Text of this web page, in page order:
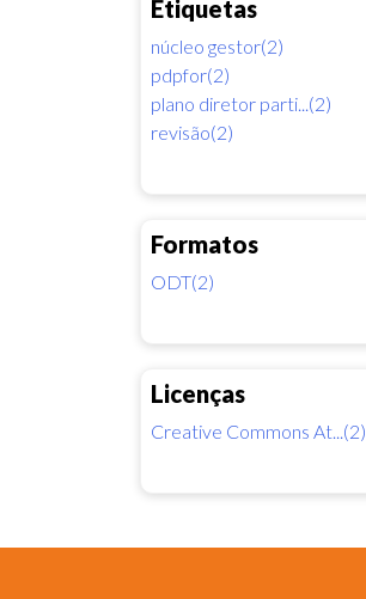
Etiquetas
núcleo gestor(2)
pdpfor(2)
plano diretor parti...(2)
revisão(2)
Formatos
ODT(2)
Licenças
Creative Commons At...(2)